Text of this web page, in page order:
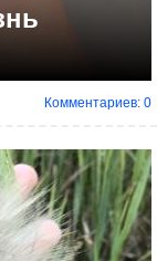
Комментариев: 0